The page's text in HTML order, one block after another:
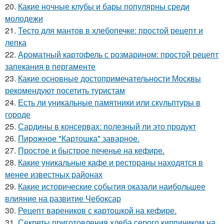
20. Какие ночные клубы и бары популярны среди
молодежи
21. Тесто для мантов в хлебопечке: простой рецепт и
лепка
22. Ароматный картофель с розмарином: простой рецепт
запекания в пергаменте
23. Какие основные достопримечательности Москвы
рекомендуют посетить туристам
24. Есть ли уникальные памятники или скульптуры в
городе
25. Сардины в консервах: полезный ли это продукт
26. Пирожное "Картошка" заварное.
27. Простое и быстрое печенье на кефире.
28. Какие уникальные кафе и рестораны находятся в
менее известных районах
29. Какие исторические события оказали наибольшее
влияние на развитие Чебоксар
30. Рецепт вареников с картошкой на кефире.